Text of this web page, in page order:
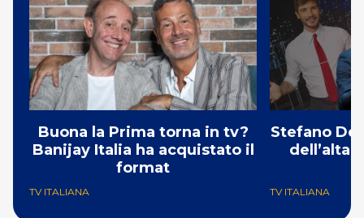
Buona la Prima torna in tv?
Banijay Italia ha acquistato il
format
TV ITALIANA
Stefano
TV ITALIANA